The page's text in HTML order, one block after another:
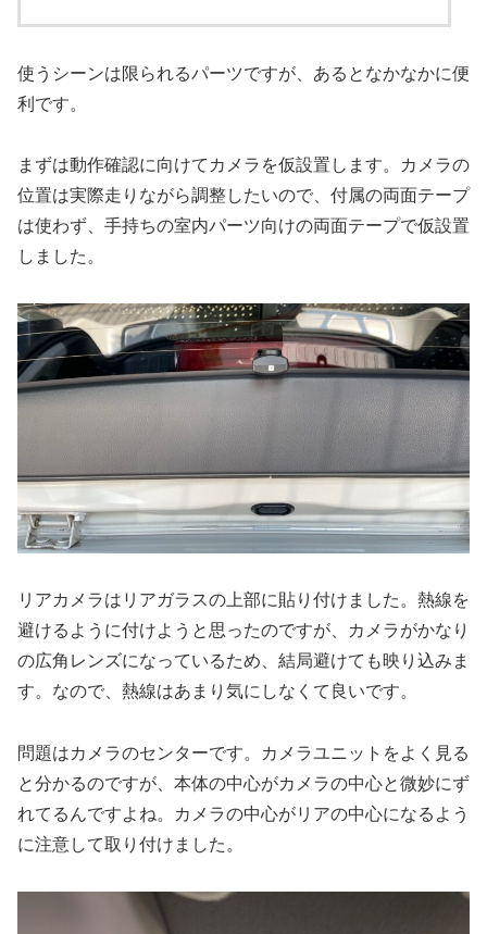
使うシーンは限られるパーツですが、あるとなかなかに便
利です。
まずは動作確認に向けてカメラを仮設置します。カメラの
位置は実際走りながら調整したいので、付属の両面テープ
は使わず、手持ちの室内パーツ向けの両面テープで仮設置
しました。
リアカメラはリアガラスの上部に貼り付けました。熱線を
避けるように付けようと思ったのですが、カメラがかなり
の広角レンズになっているため、結局避けても映り込みま
す。なので、熱線はあまり気にしなくて良いです。
問題はカメラのセンターです。カメラユニットをよく見る
と分かるのですが、本体の中心がカメラの中心と微妙にず
れてるんですよね。カメラの中心がリアの中心になるよう
に注意して取り付けました。